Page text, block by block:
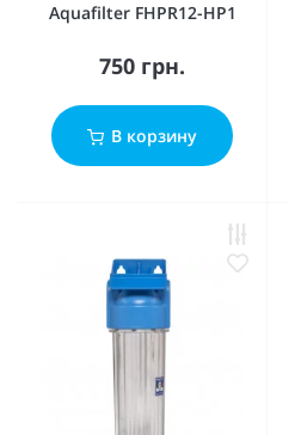
Aquafilter FHPR12-HP1
750 грн.
В корзину